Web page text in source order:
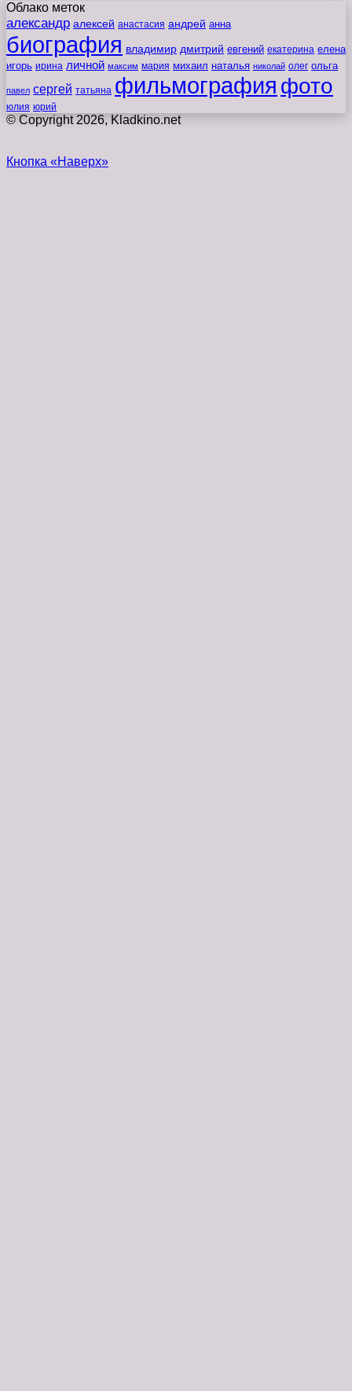
Облако меток
александр алексей анастасия андрей анна
биография владимир дмитрий евгений екатерина елена
игорь ирина личной максим мария михаил наталья николай олег ольга
павел сергей татьяна фильмография фото
юлия юрий
© Copyright 2026, Kladkino.net
Кнопка «Наверх»